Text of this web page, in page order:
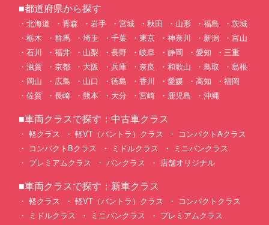
■都道府県から探す
北海道 青森 岩手 宮城 秋田 山形 福島
茨城
栃木
群馬 埼玉 千葉 東京 神奈川 新潟
富山
石川
福井 山梨 長野 岐阜 静岡 愛知
三重
滋賀
京都 大阪 兵庫 奈良 和歌山 鳥取
島根
岡山
広島 山口 徳島 香川 愛媛 高知
福岡
佐賀
長崎 熊本 大分 宮崎 鹿児島 沖縄
■車両クラスで探す：中古車クラス
軽クラス 軽VT（バントラ）クラス
コンパクトAクラス
コンパクトBクラス
ミドルクラス
ミニバンクラス
プレミアムクラス
バンクラス 店舗オリジナル
■車両クラスで探す：新車クラス
軽クラス 軽VT（バントラ）クラス
コンパクトクラス
ミドルクラス
ミニバンクラス プレミアムクラス